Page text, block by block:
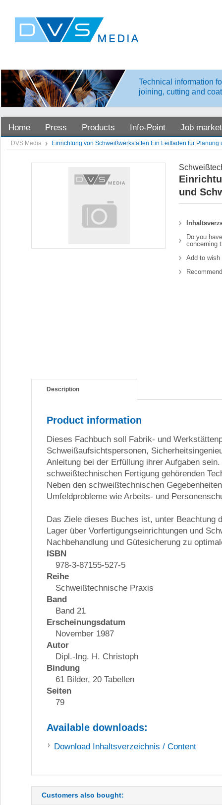
Technical information
joining, cutting and
Home Press Products Info-Point Job market
DVS Media Einrichtung von Schweißwerkstätten Ein Leitfaden für Planung
und
Do you
concerning
Add to wish
Description
Product information
Dieses Fachbuch soll Fabrik- und
Schweißaufsichtspersonen,
Anleitung bei der Erfüllung ihrer Aufgaben
schweißtechnischen Fertigung gehörenden
Neben den schweißtechnischen
Umfeldprobleme wie Arbeits- und
Das Ziele dieses Buches ist, unter Beachtung
Lager über Vorfertigungseinrichtungen und
Nachbehandlung und Gütesicherung zu
ISBN
978-3-87155-527-5
Reihe
Schweißtechnische Praxis
Band
Band 21
Erscheinungsdatum
November 1987
Autor
Dipl.-Ing. H. Christoph
Bindung
61 Bilder, 20 Tabellen
Seiten
79
Available downloads:
Download Inhaltsverzeichnis / Content
Customers also bought: